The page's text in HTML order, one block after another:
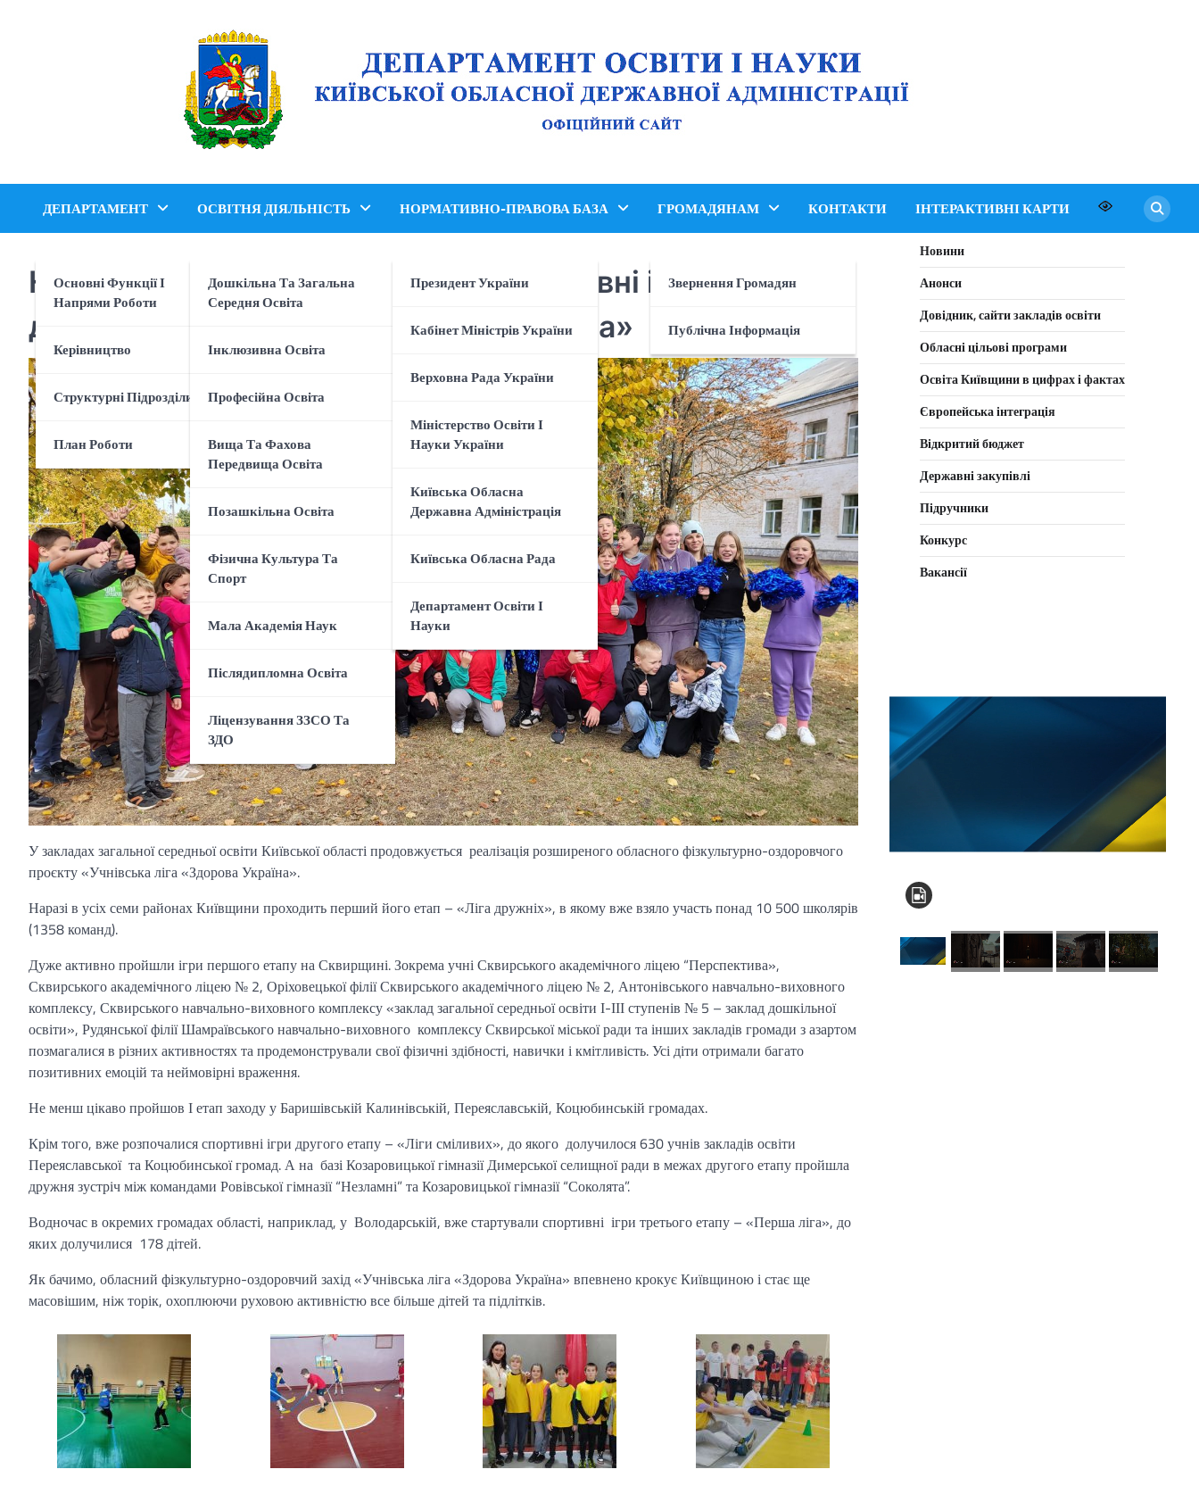
обласної державної
адміністрації
ДЕПАРТАМЕНТ
Основні Функції І
Напрями Роботи
Керівництво
Структурні Підрозділи
План Роботи
ОСВІТНЯ ДІЯЛЬНІСТЬ
Дошкільна Та Загальна
Середня Освіта
Інклюзивна Освіта
Професійна Освіта
Вища Та Фахова
Передвища Освіта
Позашкільна Освіта
Фізична Культура Та
Спорт
Мала Академія Наук
Післядипломна Освіта
Ліцензування ЗЗСО Та
ЗДО
НОРМАТИВНО-ПРАВОВА БАЗА
Президент України
Кабінет Міністрів України
Верховна Рада України
Міністерство Освіти І
Науки України
Київська Обласна
Державна Адміністрація
Київська Обласна Рада
Департамент Освіти І
Науки
ГРОМАДЯНАМ
Звернення Громадян
Публічна Інформація
КОНТАКТИ ІНТЕРАКТИВНІ КАРТИ
На Київщині тривають обласні спортивні ігри серед
дітей «Учнівська ліга «Здорова Україна»
У закладах загальної середньої освіти Київської області продовжується реалізація розширеного обласного фізкультурно-оздоровчого
проєкту «Учнівська ліга «Здорова Україна».
Наразі в усіх семи районах Київщини проходить перший його етап – «Ліга дружніх», в якому вже взяло участь понад 10 500 школярів
(1358 команд).
Дуже активно пройшли ігри першого етапу на Сквирщині. Зокрема учні Сквирського академічного ліцею “Перспектива»,
Сквирського академічного ліцею № 2, Оріховецької філії Сквирського академічного ліцею № 2, Антонівського навчально-виховного
комплексу, Сквирського навчально-виховного комплексу «заклад загальної середньої освіти І-ІІІ ступенів № 5 – заклад дошкільної
освіти», Рудянської філії Шамраївського навчально-виховного комплексу Сквирської міської ради та інших закладів громади з азартом
позмагалися в різних активностях та продемонстрували свої фізичні здібності, навички і кмітливість. Усі діти отримали багато
позитивних емоцій та неймовірні враження.
Не менш цікаво пройшов І етап заходу у Баришівській Калинівській, Переяславській, Коцюбинській громадах.
Крім того, вже розпочалися спортивні ігри другого етапу – «Ліги сміливих», до якого долучилося 630 учнів закладів освіти
Переяславської та Коцюбинської громад. А на базі Козаровицької гімназії Димерської селищної ради в межах другого етапу пройшла
дружня зустріч між командами Ровівської гімназії “Незламні” та Козаровицької гімназії “Соколята”.
Водночас в окремих громадах області, наприклад, у Володарській, вже стартували спортивні ігри третього етапу – «Перша ліга», до
яких долучилися 178 дітей.
Як бачимо, обласний фізкультурно-оздоровчий захід «Учнівська ліга «Здорова Україна» впевнено крокує Київщиною і стає ще
масовішим, ніж торік, охоплюючи руховою активністю все більше дітей та підлітків.
Новини
Анонси
Довідник, сайти закладів освіти
Обласні цільові програми
Освіта Київщини в цифрах і фактах
Європейська інтеграція
Відкритий бюджет
Державні закупівлі
Підручники
Конкурс
Вакансії